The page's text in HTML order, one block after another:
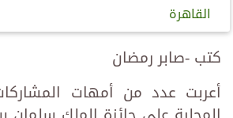
القاهرة
كتب -صابر رمضان
أعربت عدد من أمهات